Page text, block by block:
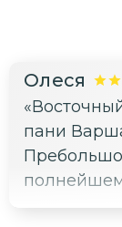
Олеся
пани